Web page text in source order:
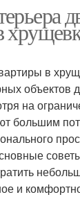
в
объектов
на
большим
и